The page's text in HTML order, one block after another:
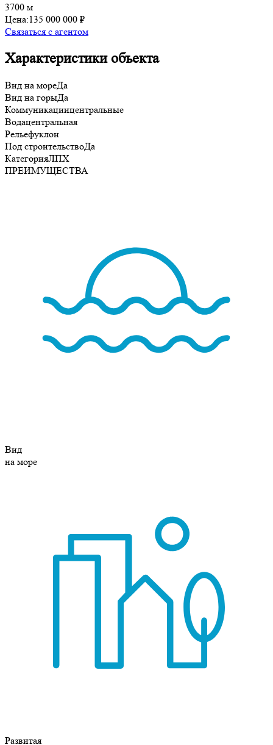
3700 м
Цена:135 000 000 ₽
Связаться с агентом
Характеристики объекта
Вид на мореДа
Вид на горыДа
Коммуникациицентральные
Водацентральная
Рельефуклон
Под строительствоДа
КатегорияЛПХ
ПРЕИМУЩЕСТВА
Вид
на море
Развитая